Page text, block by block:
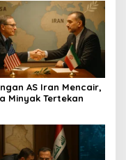
AS Iran Mencair,
Minyak Tertekan